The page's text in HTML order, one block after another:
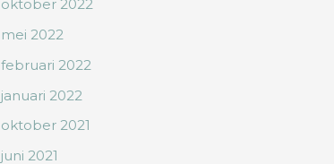
oktober 2022
mei 2022
februari 2022
januari 2022
oktober 2021
juni 2021